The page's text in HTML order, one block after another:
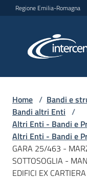
Vai al contenuto
Vai alla navigazione
Vai al footer
Regione Emilia-Romagna
L'Agenzia
Home / Bandi e
Bandi altri Enti /
Altri Enti - Bandi e
Altri Enti - Bandi e
GARA 25/463 -
SOTTOSOGLIA -
EDIFICI EX